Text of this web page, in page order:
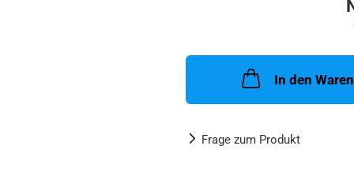
In den
Frage zum Produkt